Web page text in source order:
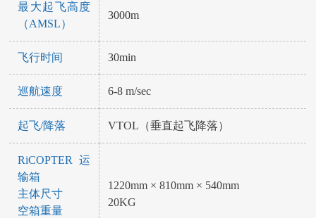
最大起飞高度
（AMSL）
3000m
飞行时间 30min
巡航速度 6-8 m/sec
起飞/降落 VTOL（垂直起飞降落）
RiCOPTER 运
输箱
主体尺寸
空箱重量
1220mm × 810mm × 540mm
20KG